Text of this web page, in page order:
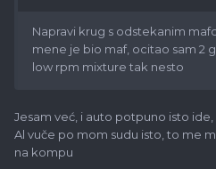
Napravi krug s odstekanim
mene je bio maf, ocitao sam 2
low rpm mixture tak nesto
Jesam već, i auto potpuno isto ide,
Al vuče po mom sudu isto, to me
na kompu